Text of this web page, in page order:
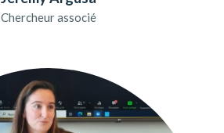
Chercheur associé